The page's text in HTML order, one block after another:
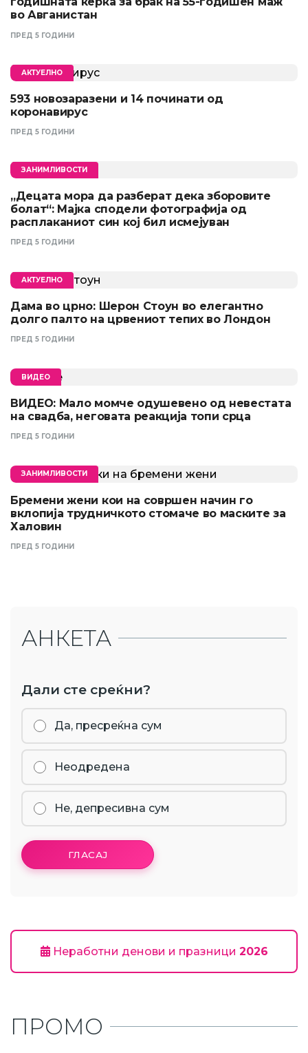
во Авганистан
ПРЕД 5 ГОДИНИ
АКТУЕЛНО
593 новозаразени и 14 починати од
коронавирус
ПРЕД 5 ГОДИНИ
ЗАНИМЛИВОСТИ
„Децата мора да разберат дека зборовите
болат“: Мајка сподели фотографија од
расплаканиот син кој бил исмејуван
ПРЕД 5 ГОДИНИ
АКТУЕЛНО
Дама во црно: Шерон Стоун во елегантно
долго палто на црвениот тепих во Лондон
ПРЕД 5 ГОДИНИ
ВИДЕО
ВИДЕО: Мало момче одушевено од невестата
на свадба, неговата реакција топи срца
ПРЕД 5 ГОДИНИ
ЗАНИМЛИВОСТИ
Бремени жени кои на совршен начин го
вклопија трудничкото стомаче во маските за
Халовин
ПРЕД 5 ГОДИНИ
АНКЕТА
Дали сте среќни?
Да, пресреќна сум
Неодредена
Не, депресивна сум
ГЛАСАЈ
Неработни денови и празници 2026
ПРОМО